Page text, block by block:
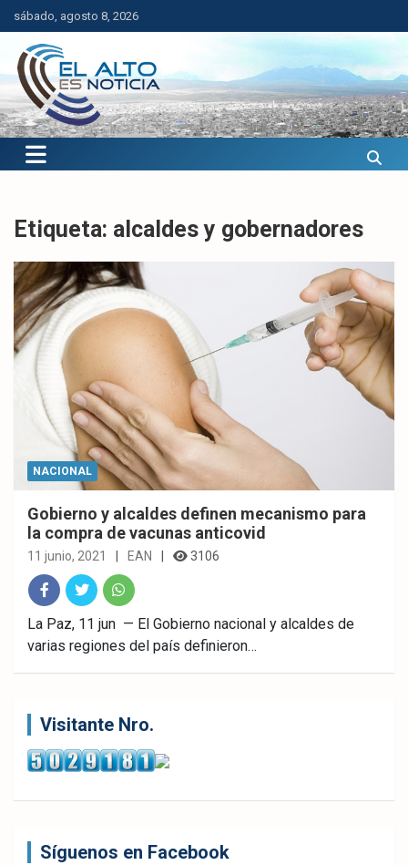
Saltar
al
contenido
sábado, agosto 8, 2026
El Alto es Noticia
Últimas noticias de El Alto, Bolivia y el mundo.
Etiqueta: alcaldes y gobernadores
NACIONAL
Gobierno y alcaldes definen mecanismo para
la compra de vacunas anticovid
11 junio, 2021 EAN 3106
Fac
ebo
Twitt
er
What
sAp
La Paz, 11 jun — El Gobierno nacional y alcaldes de
varias regiones del país definieron…
Visitante Nro.
Síguenos en Facebook